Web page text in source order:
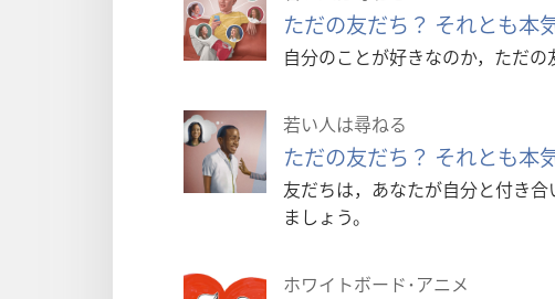
ただの友だち？ それとも本
自分のことが好きなのか，ただ
若い人は尋ねる
ただの友だち？ それとも本
友だちは，あなたが自分と付き
ましょう。
ホワイトボード･アニメ